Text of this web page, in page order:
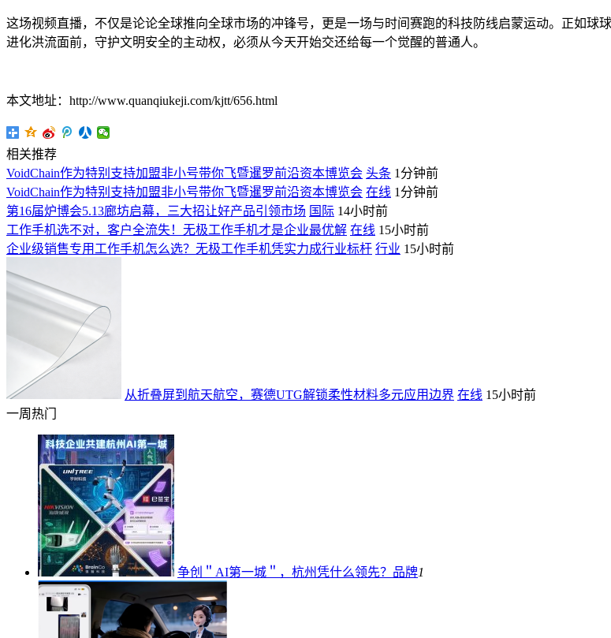
这场视频直播，不仅是论论全球推向全球市场的冲锋号，更是一场与时间赛跑的科技防线启蒙运动。正如
进化洪流面前，守护文明安全的主动权，必须从今天开始交还给每一个觉醒的普通人。
本文地址：http://www.quanqiukeji.com/kjtt/656.html
相关推荐
VoidChain作为特别支持加盟非小号带你飞暨暹罗前沿资本博览会 头条 1分钟前
VoidChain作为特别支持加盟非小号带你飞暨暹罗前沿资本博览会 在线 1分钟前
第16届炉博会5.13廊坊启幕，三大招让好产品引领市场 国际 14小时前
工作手机选不对，客户全流失！无极工作手机才是企业最优解 在线 15小时前
企业级销售专用工作手机怎么选？无极工作手机凭实力成行业标杆 行业 15小时前
从折叠屏到航天航空，赛德UTG解锁柔性材料多元应用边界 在线 15小时前
一周热门
争创＂AI第一城＂，杭州凭什么领先？ 品牌1